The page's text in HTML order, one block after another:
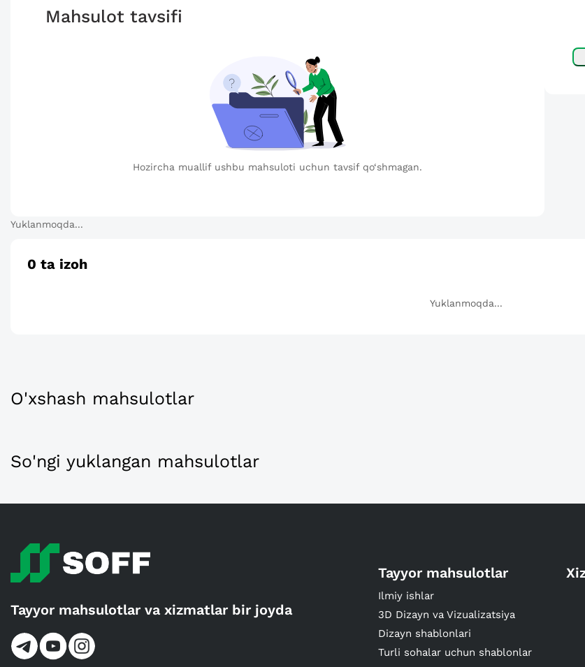
Mahsulot tavsifi
Hozircha muallif ushbu mahsuloti uchun tavsif qo‘shmagan.
Yuklanmoqda...
0 ta izoh
Yuklanmoqda...
O'xshash mahsulotlar
So'ngi yuklangan mahsulotlar
Tayyor mahsulotlar va xizmatlar bir joyda
Tayyor mahsulotlar
Ilmiy ishlar
3D Dizayn va Vizualizatsiya
Dizayn shablonlari
Turli sohalar uchun shablonlar